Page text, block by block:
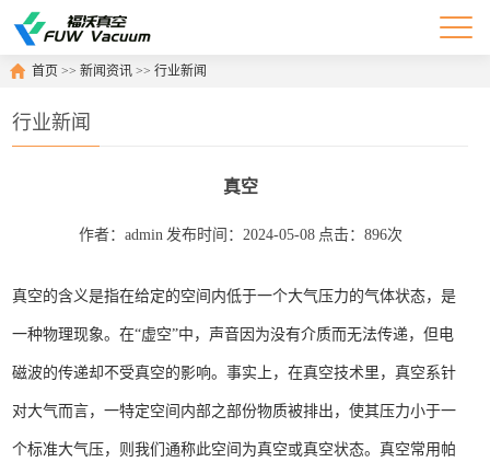
首页 >> 新闻资讯>> 行业新闻
行业新闻
真空
作者：admin 发布时间：2024-05-08 点击：896次
真空的含义是指在给定的空间内低于一个大气压力的气体状态，是
一种物理现象。在“虚空”中，声音因为没有介质而无法传递，但电
磁波的传递却不受真空的影响。事实上，在真空技术里，真空系针
对大气而言，一特定空间内部之部份物质被排出，使其压力小于一
个标准大气压，则我们通称此空间为真空或真空状态。真空常用帕